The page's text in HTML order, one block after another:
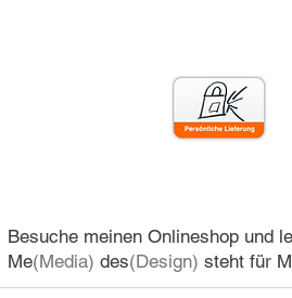
Besuche meinen Onlineshop und
Me(Media) des(Design) steht für